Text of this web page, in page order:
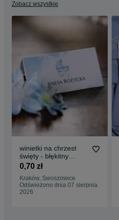
Zobacz wszystkie
winietki na chrzest
święty - błękitny
wózek
0,70 zł
Kraków, Swoszowice
Odświeżono dnia 07 sierpnia
2026